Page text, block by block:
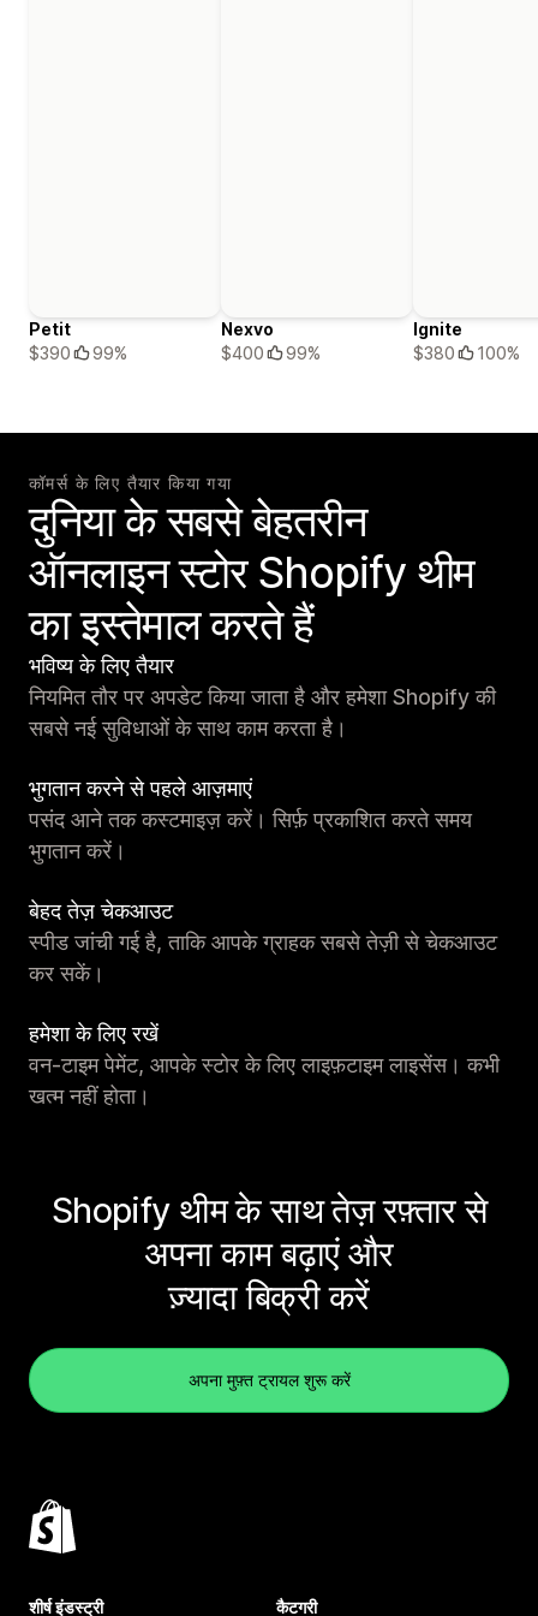
Petit
$390
99%
Nexvo
$400
99%
Ignite
$380
100%
कॉमर्स के लिए तैयार किया गया
दुनिया के सबसे बेहतरीन
ऑनलाइन स्टोर Shopify थीम
का इस्तेमाल करते हैं
भविष्य के लिए तैयार
नियमित तौर पर अपडेट किया जाता है और हमेशा Shopify की
सबसे नई सुविधाओं के साथ काम करता है।
भुगतान करने से पहले आज़माएं
पसंद आने तक कस्टमाइज़ करें। सिर्फ़ प्रकाशित करते समय
भुगतान करें।
बेहद तेज़ चेकआउट
स्पीड जांची गई है, ताकि आपके ग्राहक सबसे तेज़ी से चेकआउट
कर सकें।
हमेशा के लिए रखें
वन-टाइम पेमेंट, आपके स्टोर के लिए लाइफ़टाइम लाइसेंस। कभी
खत्म नहीं होता।
Shopify थीम के साथ तेज़ रफ़्तार से
अपना काम बढ़ाएं और
ज़्यादा बिक्री करें
अपना मुफ़्त ट्रायल शुरू करें
शीर्ष इंडस्ट्री कैटगरी